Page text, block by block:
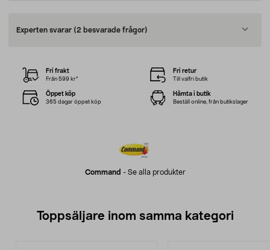
Experten svarar (2 besvarade frågor)
Command - Se alla produkter
Fri frakt
Från 599 kr*
Fri retur
Till valfri butik
Öppet köp
365 dagar öppet köp
Hämta i butik
Beställ online, från butikslager
Toppsäljare inom samma kategori